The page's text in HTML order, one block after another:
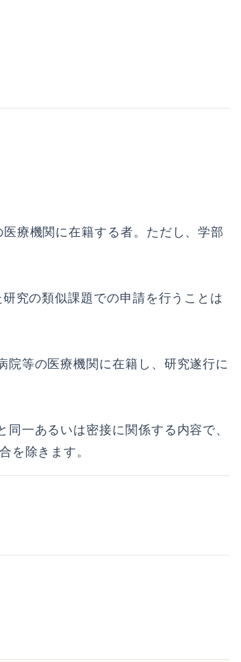
療機関に在籍する者。ただし、学部
究の類似課題での申請を行うことは
等の医療機関に在籍し、研究遂行に
一あるいは密接に関係する内容で、
を除きます。